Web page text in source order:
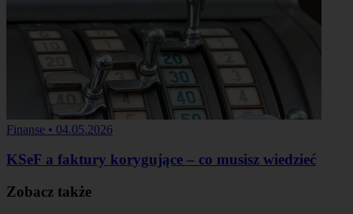
Finanse • 04.05.2026
KSeF a faktury korygujące – co musisz wiedzieć
Zobacz także